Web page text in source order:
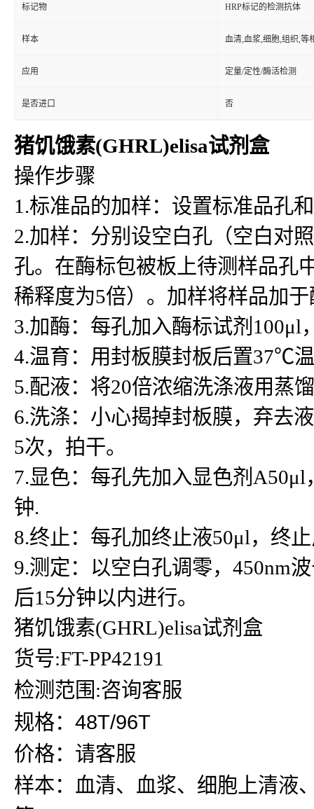
标记物 HRP标记的检测抗体
样本 血清,血浆,细胞,组织,等
应用 定量/定性/酶活检测
是否进口 否
猪饥饿素(GHRL)elisa试剂盒
操作步骤
1.标准品的加样：设置标准品孔
2.加样：分别设空白孔（空白对
孔。在酶标包被板上待测样品孔
稀释度为5倍）。加样将样品加
3.加酶：每孔加入酶标试剂100μl
4.温育：用封板膜封板后置37℃
5.配液：将20倍浓缩洗涤液用蒸
6.洗涤：小心揭掉封板膜，弃去
5次，拍干。
7.显色：每孔先加入显色剂
钟.
8.终止：每孔加终止液50μl，终
9.测定：以空白孔调零，450nm
后15分钟以内进行。
猪饥饿素(GHRL)elisa试剂盒
货号:FT-PP42191
检测范围:咨询客服
规格：48T/96T
价格：请客服
样本：血清、血浆、细胞上清液